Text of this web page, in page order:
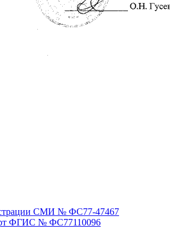
СМИ № ФС77-47467
ФГИС № ФС77110096